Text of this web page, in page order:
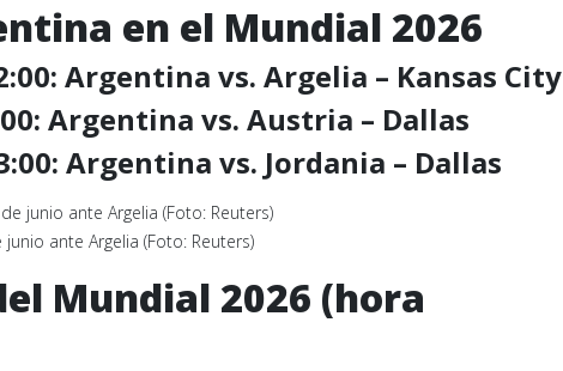
en el Mundial 2026
Argentina vs. Argelia – Kansas City
Argentina vs. Austria – Dallas
Argentina vs. Jordania – Dallas
ante Argelia (Foto: Reuters)
Mundial 2026 (hora